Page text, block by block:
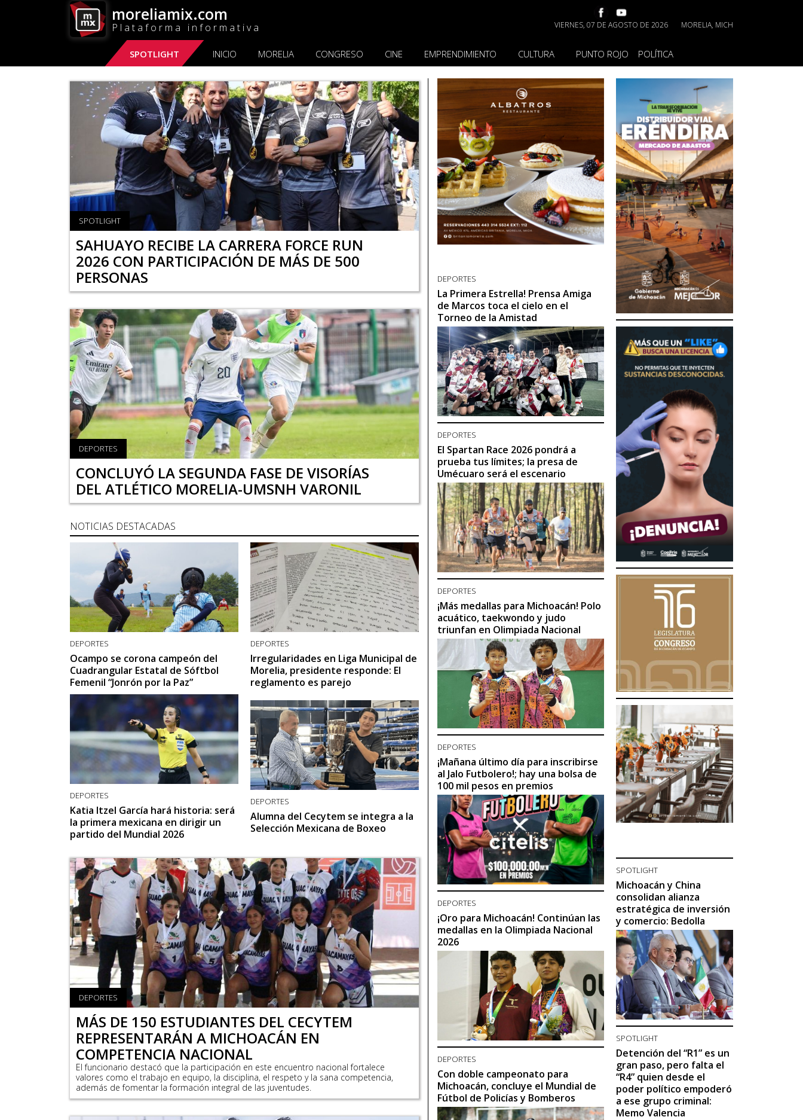
moreliamix.com
Plataforma informativa VIERNES, 07 DE AGOSTO DE 2026 MORELIA, MICH
SPOTLIGHT INICIO MORELIA CONGRESO CINE EMPRENDIMIENTO CULTURA PUNTO ROJO POLÍTICA
SPOTLIGHT
SAHUAYO RECIBE LA CARRERA FORCE RUN
2026 CON PARTICIPACIÓN DE MÁS DE 500
PERSONAS
DEPORTES
CONCLUYÓ LA SEGUNDA FASE DE VISORÍAS
DEL ATLÉTICO MORELIA-UMSNH VARONIL
NOTICIAS DESTACADAS
DEPORTES
Ocampo se corona campeón del
Cuadrangular Estatal de Sóftbol
Femenil “Jonrón por la Paz”
DEPORTES
Irregularidades en Liga Municipal de
Morelia, presidente responde: El
reglamento es parejo
DEPORTES
Katia Itzel García hará historia: será
la primera mexicana en dirigir un
partido del Mundial 2026
DEPORTES
Alumna del Cecytem se integra a la
Selección Mexicana de Boxeo
DEPORTES
MÁS DE 150 ESTUDIANTES DEL CECYTEM
REPRESENTARÁN A MICHOACÁN EN
COMPETENCIA NACIONAL
El funcionario destacó que la participación en este encuentro nacional fortalece
valores como el trabajo en equipo, la disciplina, el respeto y la sana competencia,
además de fomentar la formación integral de las juventudes.
DEPORTES
La Primera Estrella! Prensa Amiga
de Marcos toca el cielo en el
Torneo de la Amistad
DEPORTES
El Spartan Race 2026 pondrá a
prueba tus límites; la presa de
Umécuaro será el escenario
DEPORTES
¡Más medallas para Michoacán! Polo
acuático, taekwondo y judo
triunfan en Olimpiada Nacional
DEPORTES
¡Mañana último día para inscribirse
al Jalo Futbolero!; hay una bolsa de
100 mil pesos en premios
DEPORTES
¡Oro para Michoacán! Continúan las
medallas en la Olimpiada Nacional
2026
DEPORTES
Con doble campeonato para
Michoacán, concluye el Mundial de
Fútbol de Policías y Bomberos
SPOTLIGHT
Michoacán y China
consolidan alianza
estratégica de inversión
y comercio: Bedolla
SPOTLIGHT
Detención del “R1” es un
gran paso, pero falta el
“R4” quien desde el
poder político empoderó
a ese grupo criminal:
Memo Valencia